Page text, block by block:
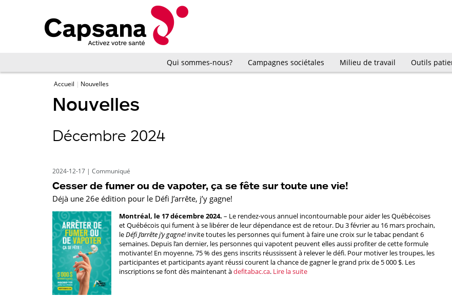
Qui sommes-nous? Campagnes sociétales Milieu de travail Outils
Accueil Nouvelles
Nouvelles
Décembre 2024
2024-12-17 | Communiqué
Cesser de fumer ou de vapoter, ça se fête sur toute une vie!
Déjà une 26e édition pour le Défi J’arrête, j’y gagne!
Montréal, le 17 décembre 2024. – Le rendez-vous annuel incontournable pour aider les Québécoises
et Québécois qui fument à se libérer de leur dépendance est de retour. Du 3 février au 16 mars prochain,
leDéfi J’arrête j’y gagne!invite toutes les personnes qui fument à faire une croix sur le tabac pendant 6
semaines. Depuis l’an dernier, les personnes qui vapotent peuvent elles aussi profiter de cette formule
motivante! En moyenne, 75 % des gens inscrits réussissent à relever le défi. Pour motiver les troupes, les
participantes et participants ayant réussi courent la chance de gagner le grand prix de 5 000 $. Les
inscriptions se font dès maintenant àdefitabac.ca. Lire la suite